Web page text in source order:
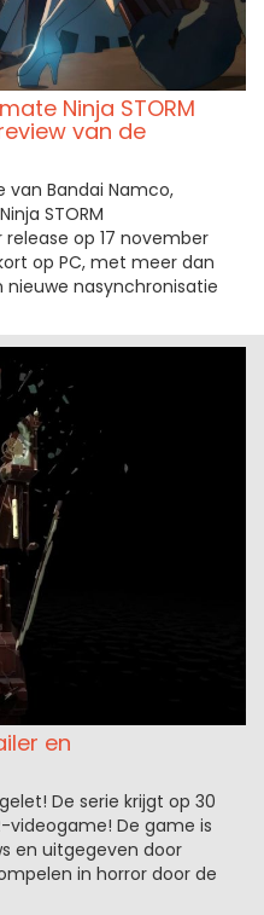
Ninja STORM
van de
Bandai Namco,
STORM
release op 17 november
op PC, met meer dan
nieuwe nasynchronisatie
en
De serie krijgt op 30
videogame! De game is
en uitgegeven door
in horror door de